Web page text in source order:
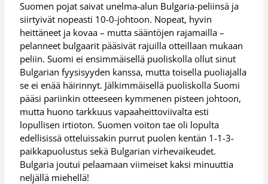
Suomen pojat saivat unelma-alun Bulgaria-peliinsä ja
siirtyivät nopeasti 10-0-johtoon. Nopeat, hyvin
heittäneet ja kovaa – mutta sääntöjen rajamailla –
pelanneet bulgaarit pääsivät rajuilla otteillaan mukaan
peliin. Suomi ei ensimmäisellä puoliskolla ollut sinut
Bulgarian fyysisyyden kanssa, mutta toisella puoliajalla
se ei enää häirinnyt. Jälkimmäisellä puoliskolla Suomi
pääsi pariinkin otteeseen kymmenen pisteen johtoon,
mutta huono tarkkuus vapaaheittoviivalta esti
lopullisen irtioton. Suomen voiton tae oli lopulta
edellisissä otteluissakin purrut puolen kentän 1-1-3-
paikkapuolustus sekä Bulgarian virhevaikeudet.
Bulgaria joutui pelaamaan viimeiset kaksi minuuttia
neljällä miehellä!